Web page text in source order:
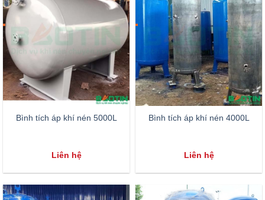
Bình tích áp khí nén 5000L
Liên hệ
Bình tích áp khí nén 4000L
Liên hệ